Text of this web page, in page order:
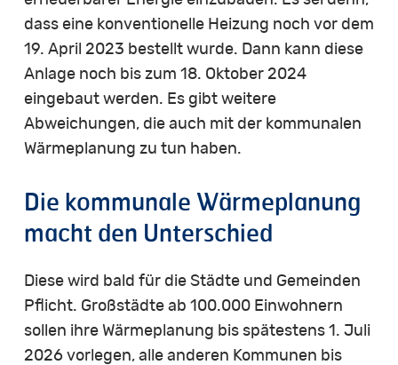
dass eine konventionelle Heizung noch vor dem
19. April 2023 bestellt wurde. Dann kann diese
Anlage noch bis zum 18. Oktober 2024
eingebaut werden. Es gibt weitere
Abweichungen, die auch mit der kommunalen
Wärmeplanung zu tun haben.
Die kommunale Wärmeplanung
macht den Unterschied
Diese wird bald für die Städte und Gemeinden
Pflicht. Großstädte ab 100.000 Einwohnern
sollen ihre Wärmeplanung bis spätestens 1. Juli
2026 vorlegen, alle anderen Kommunen bis